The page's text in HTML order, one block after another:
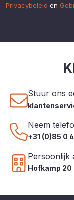
Privacybeleid en
Stuur ons
Neem
+31 (0)85 0
Persoonlijk
Hofkamp 20